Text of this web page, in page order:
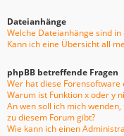
Dateianhänge
Welche Dateianhänge sind
Kann ich eine Übersicht all
phpBB betreffende Fragen
Wer hat diese Forensoftware
Warum ist Funktion x oder y
An wen soll ich mich
zu diesem Forum gibt?
Wie kann ich einen